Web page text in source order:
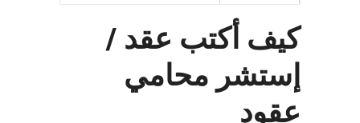
كيف أكتب عقد /
إستشر محامي
عقود